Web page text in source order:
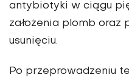
antybiotyki w ciągu
założenia plomb oraz
usunięciu.
Po przeprowadzeniu